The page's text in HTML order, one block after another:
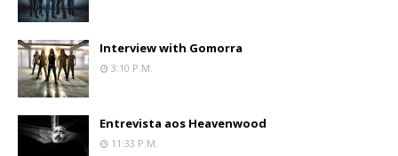
Interview with Gomorra
3:10 P.m.
Entrevista aos Heavenwood
11:33 P.m.